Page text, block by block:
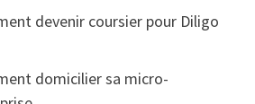
devenir coursier pour Diligo
domicilier sa micro-